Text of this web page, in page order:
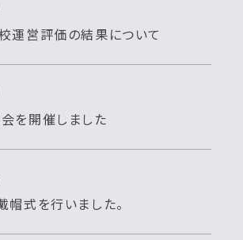
運営評価の結果について
を開催しました
式を行いました。